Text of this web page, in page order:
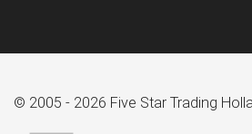
© 2005 - 2026 Five Star Trading